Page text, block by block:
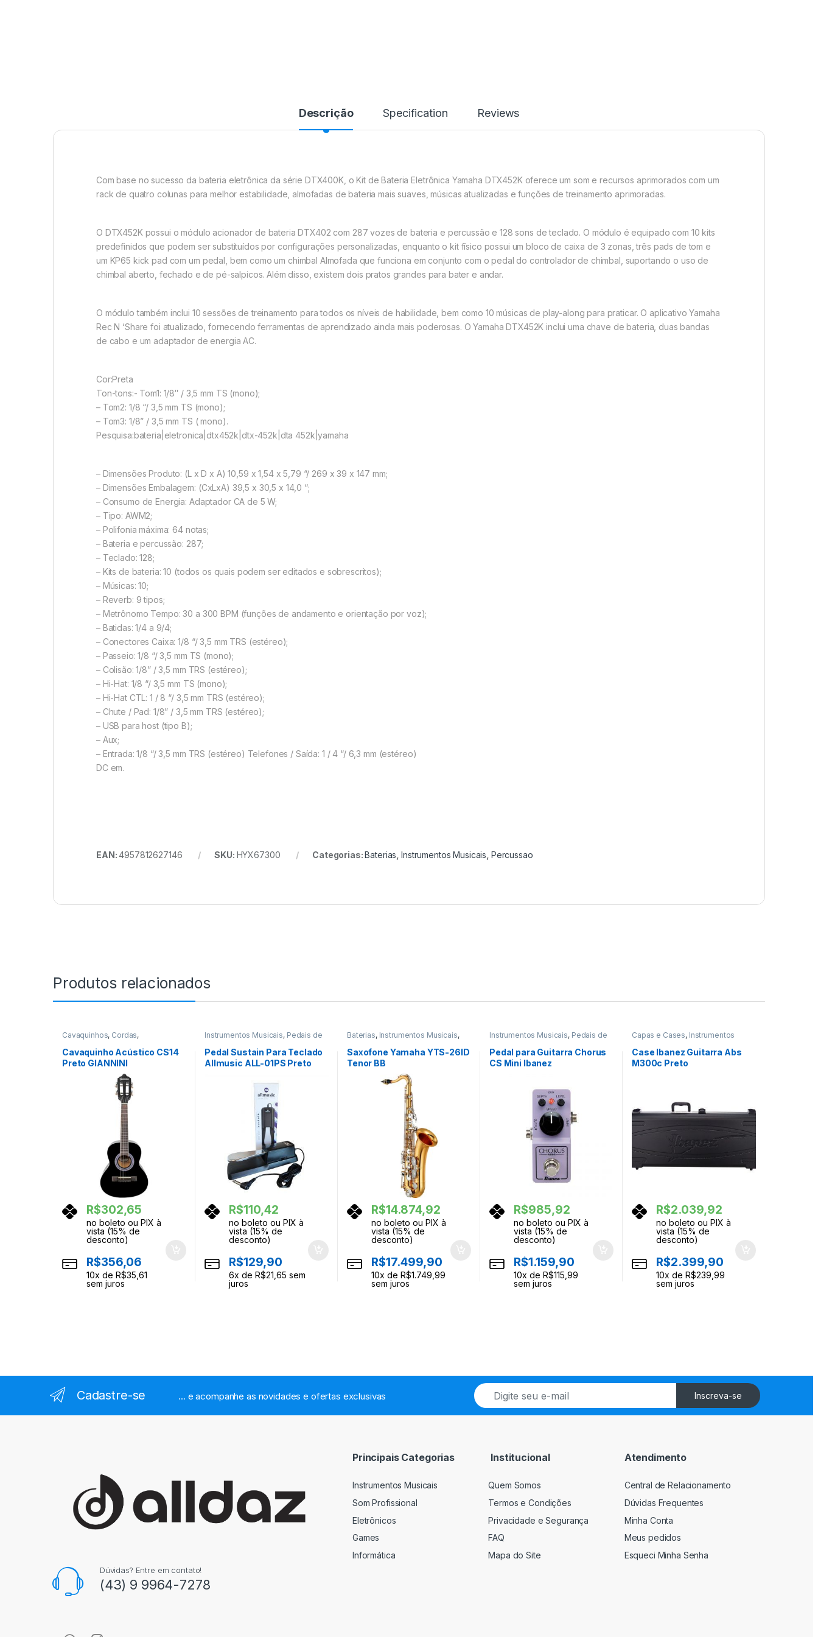
Descrição Specification Reviews
Com base no sucesso da bateria eletrônica da série DTX400K, o Kit de Bateria Eletrônica Yamaha DTX452K oferece um som e recursos aprimorados com um
rack de quatro colunas para melhor estabilidade, almofadas de bateria mais suaves, músicas atualizadas e funções de treinamento aprimoradas.
O DTX452K possui o módulo acionador de bateria DTX402 com 287 vozes de bateria e percussão e 128 sons de teclado. O módulo é equipado com 10 kits
predefinidos que podem ser substituídos por configurações personalizadas, enquanto o kit físico possui um bloco de caixa de 3 zonas, três pads de tom e
um KP65 kick pad com um pedal, bem como um chimbal Almofada que funciona em conjunto com o pedal do controlador de chimbal, suportando o uso de
chimbal aberto, fechado e de pé-salpicos. Além disso, existem dois pratos grandes para bater e andar.
O módulo também inclui 10 sessões de treinamento para todos os níveis de habilidade, bem como 10 músicas de play-along para praticar. O aplicativo Yamaha
Rec N ‘Share foi atualizado, fornecendo ferramentas de aprendizado ainda mais poderosas. O Yamaha DTX452K inclui uma chave de bateria, duas bandas
de cabo e um adaptador de energia AC.
Cor:Preta
Ton-tons:- Tom1: 1/8″ / 3,5 mm TS (mono);
– Tom2: 1/8 “/ 3,5 mm TS (mono);
– Tom3: 1/8” / 3,5 mm TS ( mono).
Pesquisa:bateria|eletronica|dtx452k|dtx-452k|dta 452k|yamaha
– Dimensões Produto: (L x D x A) 10,59 x 1,54 x 5,79 “/ 269 x 39 x 147 mm;
– Dimensões Embalagem: (CxLxA) 39,5 x 30,5 x 14,0 “;
– Consumo de Energia: Adaptador CA de 5 W;
– Tipo: AWM2;
– Polifonia máxima: 64 notas;
– Bateria e percussão: 287;
– Teclado: 128;
– Kits de bateria: 10 (todos os quais podem ser editados e sobrescritos);
– Músicas: 10;
– Reverb: 9 tipos;
– Metrônomo Tempo: 30 a 300 BPM (funções de andamento e orientação por voz);
– Batidas: 1/4 a 9/4;
– Conectores Caixa: 1/8 “/ 3,5 mm TRS (estéreo);
– Passeio: 1/8 “/ 3,5 mm TS (mono);
– Colisão: 1/8” / 3,5 mm TRS (estéreo);
– Hi-Hat: 1/8 “/ 3,5 mm TS (mono);
– Hi-Hat CTL: 1 / 8 “/ 3,5 mm TRS (estéreo);
– Chute / Pad: 1/8” / 3,5 mm TRS (estéreo);
– USB para host (tipo B);
– Aux;
– Entrada: 1/8 “/ 3,5 mm TRS (estéreo) Telefones / Saída: 1 / 4 “/ 6,3 mm (estéreo)
DC em.
EAN:4957812627146 SKU: HYX67300 Categorias:Baterias ,Instrumentos Musicais Percussao
Produtos relacionados
Cavaquinhos, Cordas,
Instrumentos Musicais
Cavaquinho Acústico CS14
Preto GIANNINI
R$302,65
no boleto ou PIX à
vista (15% de
desconto)
R$356,06
10x de R$35,61
sem juros
Instrumentos Musicais, Pedais de
Pedal Sustain Para Teclado
Allmusic ALL-01PS Preto
R$110,42
no boleto ou PIX à
vista (15% de
desconto)
R$129,90
6x de R$21,65 sem
juros
Baterias, Instrumentos Musicais,
Saxofone Yamaha YTS-26ID
Tenor BB
R$14.874,92
no boleto ou PIX à
vista (15% de
desconto)
R$17.499,90
10x de R$1.749,99
sem juros
Instrumentos Musicais, Pedais de
Pedal para Guitarra Chorus
CS Mini Ibanez
R$985,92
no boleto ou PIX à
vista (15% de
desconto)
R$1.159,90
10x de R$115,99
sem juros
Capas e Cases, Instrumentos
Musicais
Case Ibanez Guitarra Abs
M300c Preto
R$2.039,92
no boleto ou PIX à
vista (15% de
desconto)
R$2.399,90
10x de R$239,99
sem juros
Cadastre-se ... e acompanhe as novidades e ofertas exclusivas
E
m
a
Inscreva-se
Dúvidas? Entre em contato!
(43) 9 9964-7278
Principais Categorias
Instrumentos Musicais
Som Profissional
Eletrônicos
Games
Informática
Institucional
Quem Somos
Termos e Condições
Privacidade e Segurança
FAQ
Mapa do Site
Atendimento
Central de Relacionamento
Dúvidas Frequentes
Minha Conta
Meus pedidos
Esqueci Minha Senha